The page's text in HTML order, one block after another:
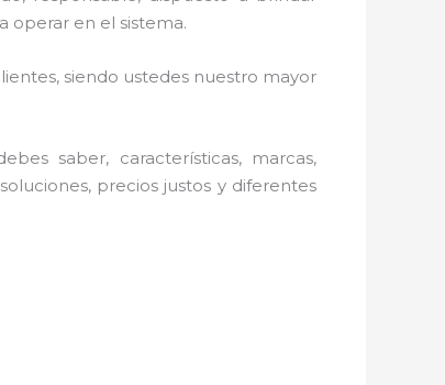
operar en el sistema.
siendo ustedes nuestro mayor
saber, características, marcas,
precios justos y diferentes